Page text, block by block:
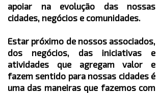
apoiar na evolução das nossas
cidades, negócios e comunidades.
Estar próximo de nossos associados,
dos negócios, das iniciativas e
atividades que agregam valor e
fazem sentido para nossas cidades é
uma das maneiras que fazemos com